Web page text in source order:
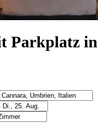
Parkplatz in